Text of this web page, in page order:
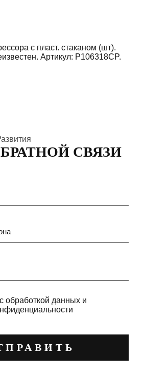
с пласт. стаканом (шт).
Артикул: P106318CP.
СВЯЗИ
обработкой данных и